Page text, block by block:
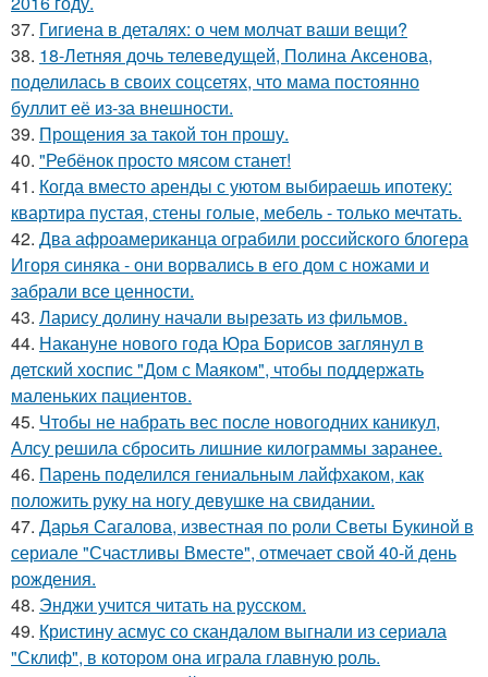
37. Гигиена в деталях: о чем молчат ваши вещи?
38. 18-Летняя дочь телеведущей, Полина Аксенова,
поделилась в своих соцсетях, что мама постоянно
буллит её из-за внешности.
39. Прощения за такой тон прошу.
40. "Ребёнок просто мясом станет!
41. Когда вместо аренды с уютом выбираешь ипотеку:
квартира пустая, стены голые, мебель - только мечтать.
42. Два афроамериканца ограбили российского блогера
Игоря синяка - они ворвались в его дом с ножами и
забрали все ценности.
43. Ларису долину начали вырезать из фильмов.
44. Накануне нового года Юра Борисов заглянул в
детский хоспис "Дом с Маяком", чтобы поддержать
маленьких пациентов.
45. Чтобы не набрать вес после новогодних каникул,
Алсу решила сбросить лишние килограммы заранее.
46. Парень поделился гениальным лайфхаком, как
положить руку на ногу девушке на свидании.
47. Дарья Сагалова, известная по роли Светы Букиной в
сериале "Счастливы Вместе", отмечает свой 40-й день
рождения.
48. Энджи учится читать на русском.
49. Кристину асмус со скандалом выгнали из сериала
"Склиф", в котором она играла главную роль.